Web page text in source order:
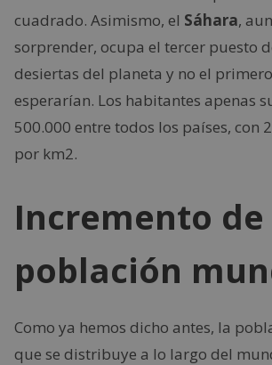
cuadrado. Asimismo, el Sáhara,
sorprender, ocupa el tercer puesto
desiertas del planeta y no el
esperarían. Los habitantes apenas
500.000 entre todos los países, con
por km2.
Incremento de
población
Como ya hemos dicho antes, la
que se distribuye a lo largo del